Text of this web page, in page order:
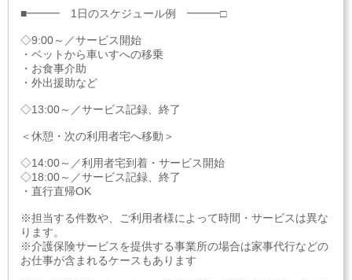
■━━━ 1日のスケジュール例 ━━━□
◇9:00～／サービス開始
・ベットから車いすへの移乗
・お食事介助
・外出援助など
◇13:00～／サービス記録、終了
＜休憩・次の利用者宅へ移動＞
◇14:00～／利用者宅到着・サービス開始
◇18:00～／サービス記録、終了
・直行直帰OK
※担当する件数や、ご利用者様によって時間・サービスは異な
ります。
※介護保険サービスを提供する事業所の場合は家事代行などの
お仕事が含まれるケースもあります